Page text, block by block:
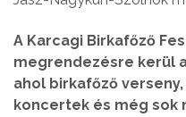
A Karcagi Birkafőző
megrendezésre kerül
ahol birkafőző
koncertek és még sok